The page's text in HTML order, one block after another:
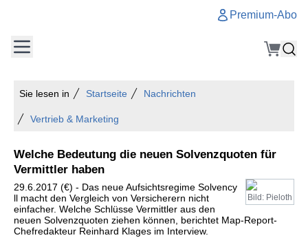
Premium-Abo
Sie lesen in Startseite Nachrichten
Vertrieb & Marketing
Welche Bedeutung die neuen Solvenzquoten für
Vermittler haben
Bild: Pieloth
29.6.2017 (€) - Das neue Aufsichtsregime Solvency
ll macht den Vergleich von Versicherern nicht
einfacher. Welche Schlüsse Vermittler aus den
neuen Solvenzquoten ziehen können, berichtet Map-Report-
Chefredakteur Reinhard Klages im Interview.